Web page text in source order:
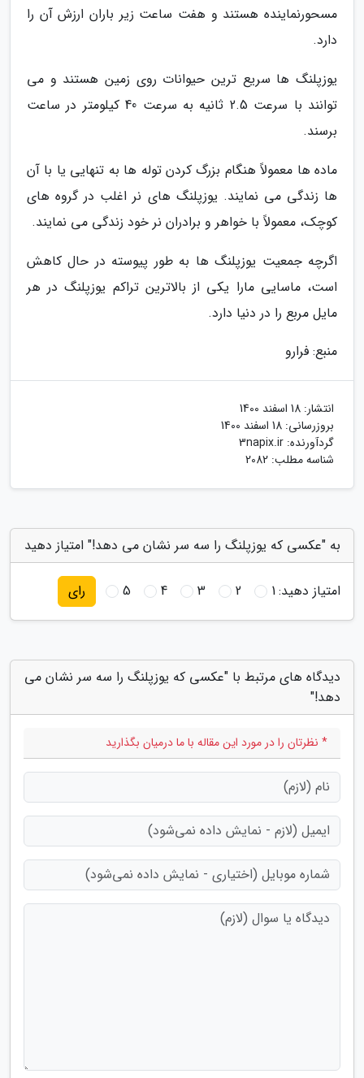
مسحورنماینده هستند و هفت ساعت زیر باران ارزش آن را
دارد.
یوزپلنگ ها سریع ترین حیوانات روی زمین هستند و می
توانند با سرعت 2.5 ثانیه به سرعت 40 کیلومتر در ساعت
برسند.
ماده ها معمولاً هنگام بزرگ کردن توله ها به تنهایی یا با آن
ها زندگی می نمایند. یوزپلنگ های نر اغلب در گروه های
کوچک، معمولاً با خواهر و برادران نر خود زندگی می نمایند.
اگرچه جمعیت یوزپلنگ ها به طور پیوسته در حال کاهش
است، ماسایی مارا یکی از بالاترین تراکم یوزپلنگ در هر
مایل مربع را در دنیا دارد.
منبع: فرارو
انتشار: 18 اسفند 1400
بروزرسانی: 18 اسفند 1400
گردآورنده: 3napix.ir
شناسه مطلب: 2082
به "عکسی که یوزپلنگ را سه سر نشان می دهد!" امتیاز دهید
امتیاز دهید:1
2
3
4
5 رای
دیدگاه های مرتبط با "عکسی که یوزپلنگ را سه سر نشان می
دهد!"
* نظرتان را در مورد این مقاله با ما درمیان بگذارید